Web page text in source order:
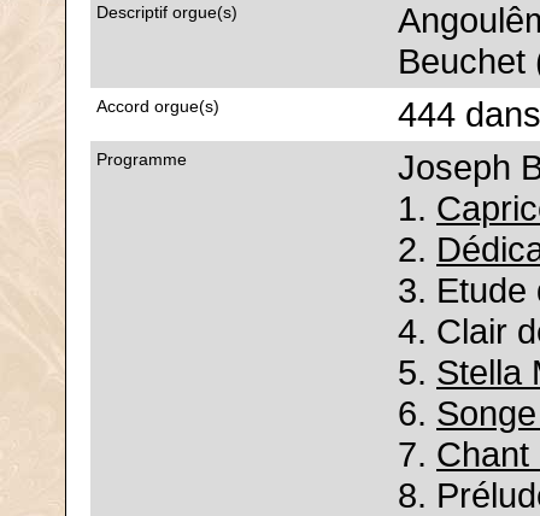
Descriptif orgue(s)
Beuchet
Accord orgue(s) 444
Programme
Joseph
1.
2.
3. Etude
4. Clair
5. Stella
6.
7. Chant
8.